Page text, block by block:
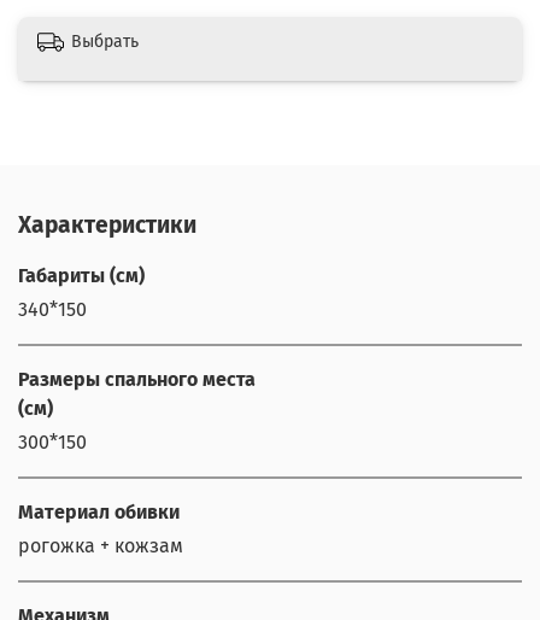
Выбрать
Характеристики
Габариты (см)
340*150
Размеры спального места
(см)
300*150
Материал обивки
рогожка + кожзам